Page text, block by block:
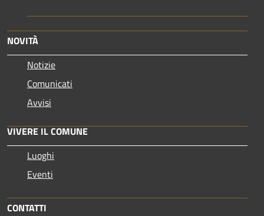
NOVITÀ
Notizie
Comunicati
Avvisi
VIVERE IL COMUNE
Luoghi
Eventi
CONTATTI